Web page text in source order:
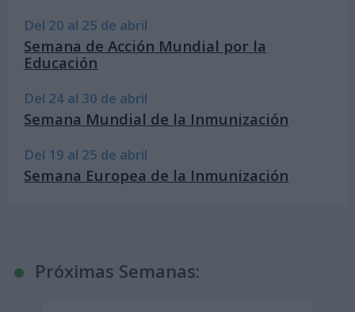
Del 20 al 25 de abril
Semana de Acción Mundial por la
Educación
Del 24 al 30 de abril
Semana Mundial de la Inmunización
Del 19 al 25 de abril
Semana Europea de la Inmunización
Próximas Semanas: